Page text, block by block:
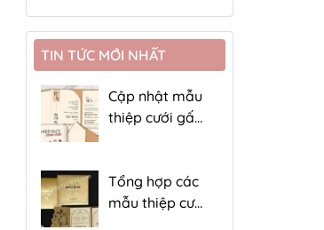
TIN TỨC MỚI NHẤT
Cập nhật mẫu
thiệp cưới gấp
Tổng hợp các
mẫu thiệp cưới